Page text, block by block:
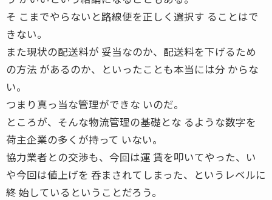
そ こまでやらないと路線便を正しく選択す ることはで
きない。
また現状の配送料が 妥当なのか、配送料を下げるため
の方法 があるのか、といったことも本当には分 からな
い。
つまり真っ当な管理ができな いのだ。
ところが、そんな物流管理の基礎とな るような数字を
荷主企業の多くが持って いない。
協力業者との交渉も、今回は運 賃を叩いてやった、い
や今回は値上げを 呑まされてしまった、というレベルに
終 始しているということだろう。